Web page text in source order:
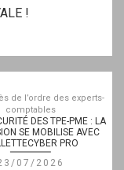
!
de l’ordre des experts-
comptables
DES TPE-PME : LA
SE MOBILISE AVEC
PRO
07/2026